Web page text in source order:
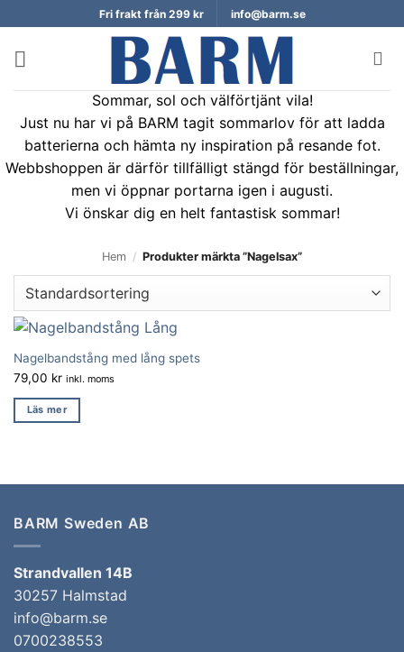
to
content
Fri frakt från 299 kr info@barm.se
Sommar, sol och välförtjänt vila!
Just nu har vi på BARM tagit sommarlov för att ladda
batterierna och hämta ny inspiration på resande fot.
Webbshoppen är därför tillfälligt stängd för beställningar,
men vi öppnar portarna igen i augusti.
Vi önskar dig en helt fantastisk sommar!
Hem / Produkter märkta ”Nagelsax”
Nagelbandstång med lång spets
79,00 kr inkl. moms
Läs mer
BARM Sweden AB
Strandvallen 14B
30257 Halmstad
info@barm.se
0700238553